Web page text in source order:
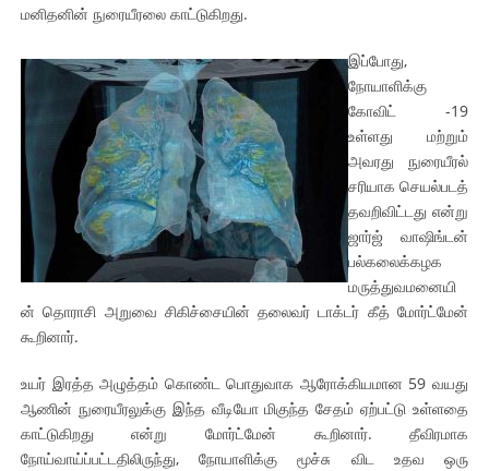
மனிதனின் நுரையீரலை காட்டுகிறது.
இப்போது,
நோயாளிக்கு
கோவிட் -19
உள்ளது மற்றும்
அவரது நுரையீரல்
சரியாக செயல்படத்
தவறிவிட்டது என்று
ஜார்ஜ் வாஷிங்டன்
பல்கலைக்கழக
மருத்துவமனையி
ன் தொராசி அறுவை சிகிச்சையின் தலைவர் டாக்டர் கீத் மோர்ட்மேன்
கூறினார்.
உயர் இரத்த அழுத்தம் கொண்ட பொதுவாக ஆரோக்கியமான 59 வயது
ஆணின் நுரையீரலுக்கு இந்த வீடியோ மிகுந்த சேதம் ஏற்பட்டு உள்ளதை
காட்டுகிறது என்று மோர்ட்மேன் கூறினார். தீவிரமாக
நோய்வாய்ப்பட்டதிலிருந்து, நோயாளிக்கு மூச்சு விட உதவ ஒரு